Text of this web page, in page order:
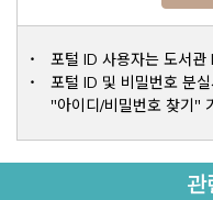
포털 ID 사용자는 도서관
포털 ID 및 비밀번호 분실
"아이디/비밀번호 찾기"
관